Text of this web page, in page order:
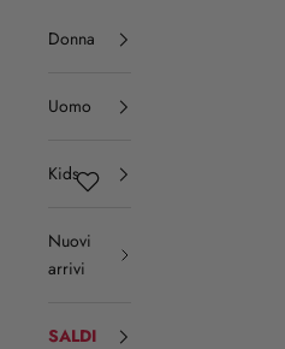
Donna
Uomo
Kids
Nuovi
arrivi
SALDI